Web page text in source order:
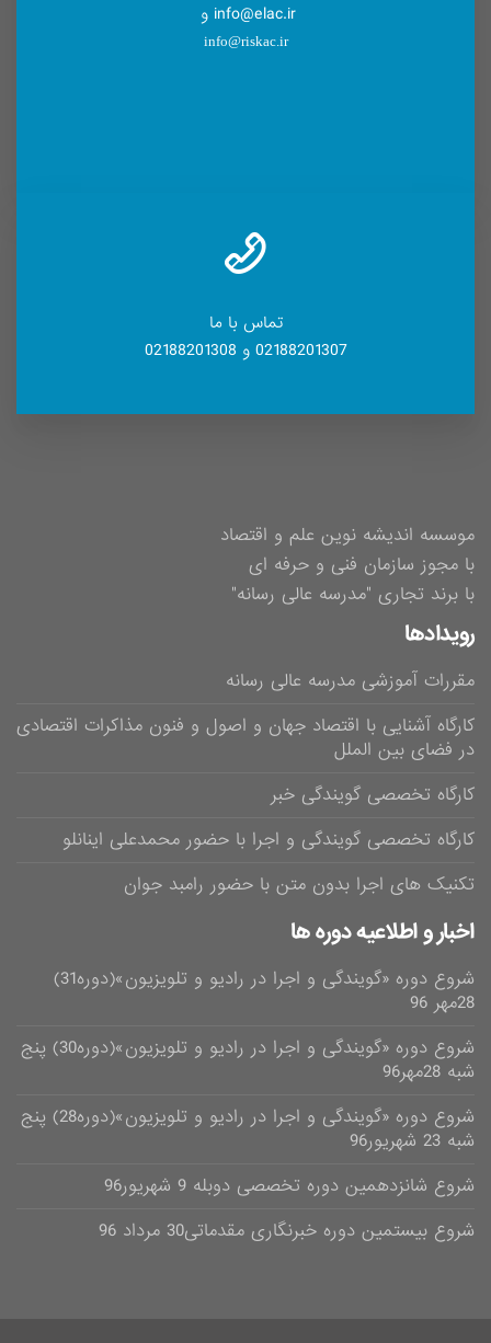
info@elac.ir و
info@riskac.ir
تماس با ما
02188201307 و 02188201308
موسسه اندیشه نوین علم و اقتصاد
با مجوز سازمان فنی و حرفه ای
با برند تجاری "مدرسه عالی رسانه"
رویدادها
مقررات آموزشی مدرسه عالی رسانه
کارگاه آشنایی با اقتصاد جهان و اصول و فنون مذاکرات اقتصادی
در فضای بین الملل
کارگاه تخصصی گویندگی خبر
کارگاه تخصصی گویندگی و اجرا با حضور محمدعلی اینانلو
تکنیک های اجرا بدون متن با حضور رامبد جوان
اخبار و اطلاعیه دوره ها
شروع دوره «گویندگی و اجرا در رادیو و تلویزیون»(دوره31)
28مهر 96
شروع دوره «گویندگی و اجرا در رادیو و تلویزیون»(دوره30) پنج
شبه 28مهر96
شروع دوره «گویندگی و اجرا در رادیو و تلویزیون»(دوره28) پنج
شبه 23 شهریور96
شروع شانزدهمین دوره تخصصی دوبله 9 شهریور96
شروع بیستمین دوره خبرنگاری مقدماتی30 مرداد 96